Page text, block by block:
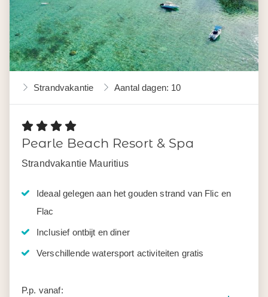
Strandvakantie Aantal dagen: 10
Pearle Beach Resort & Spa
Strandvakantie Mauritius
Ideaal gelegen aan het gouden strand van Flic en
Flac
Inclusief ontbijt en diner
Verschillende watersport activiteiten gratis
P.p. vanaf: